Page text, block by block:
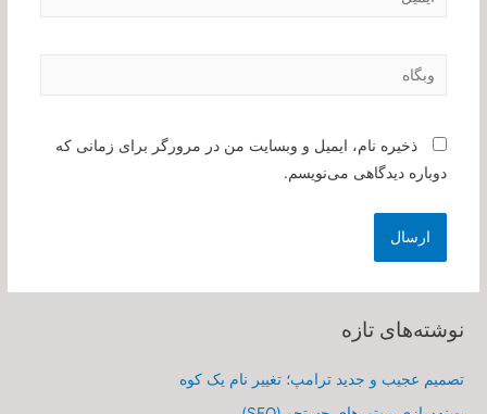
وبگاه
ذخیره نام، ایمیل و وبسایت من در مرورگر برای زمانی که
دوباره دیدگاهی می‌نویسم.
نوشته‌های تازه
تصمیم عجیب و جدید ترامپ؛ تغییر نام یک کوه